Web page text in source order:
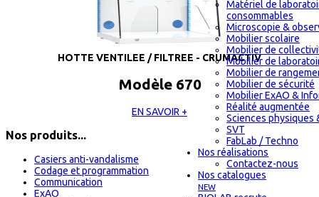
Matériel de
consommables
Microscopie &
Mobilier scolaire
Mobilier de
Mobilier de
Mobilier de
Mobilier de sécurité
Mobilier ExAO &
Réalité augmentée
Sciences physiques
SVT
FabLab / Techno
Nos réalisations
Contactez-nous
Nos catalogues
NEW
HOTTE VENTILEE / FILTREE - CRUMACTIV
Modèle 670
EN SAVOIR +
Nos produits...
Casiers anti-vandalisme
Codage et programmation
Communication
ExAO